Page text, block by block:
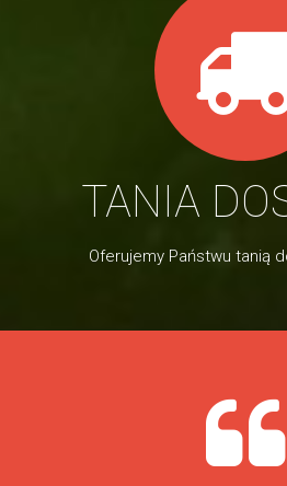
TANIA
Oferujemy Państwu tanią